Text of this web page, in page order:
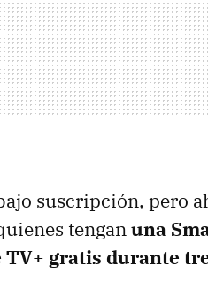
suscripción, pero
tenganuna
TV+ gratis durante